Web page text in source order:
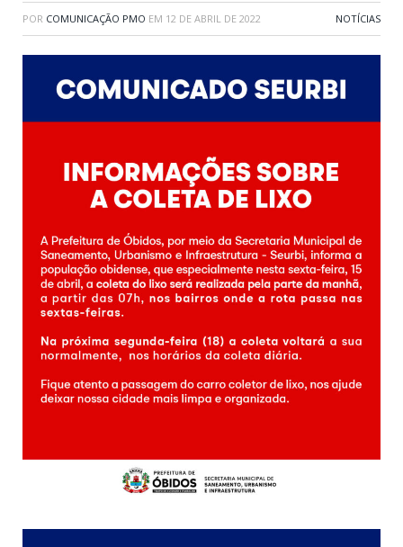
POR COMUNICAÇÃO PMO EM 12 DE ABRIL DE 2022 NOTÍCIAS